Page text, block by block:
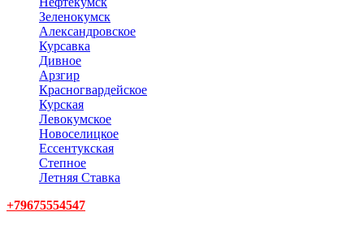
Зеленокумск
Александровское
Курсавка
Дивное
Арзгир
Красногвардейское
Курская
Левокумское
Новоселицкое
Ессентукская
Степное
Летняя Ставка
+79675554547